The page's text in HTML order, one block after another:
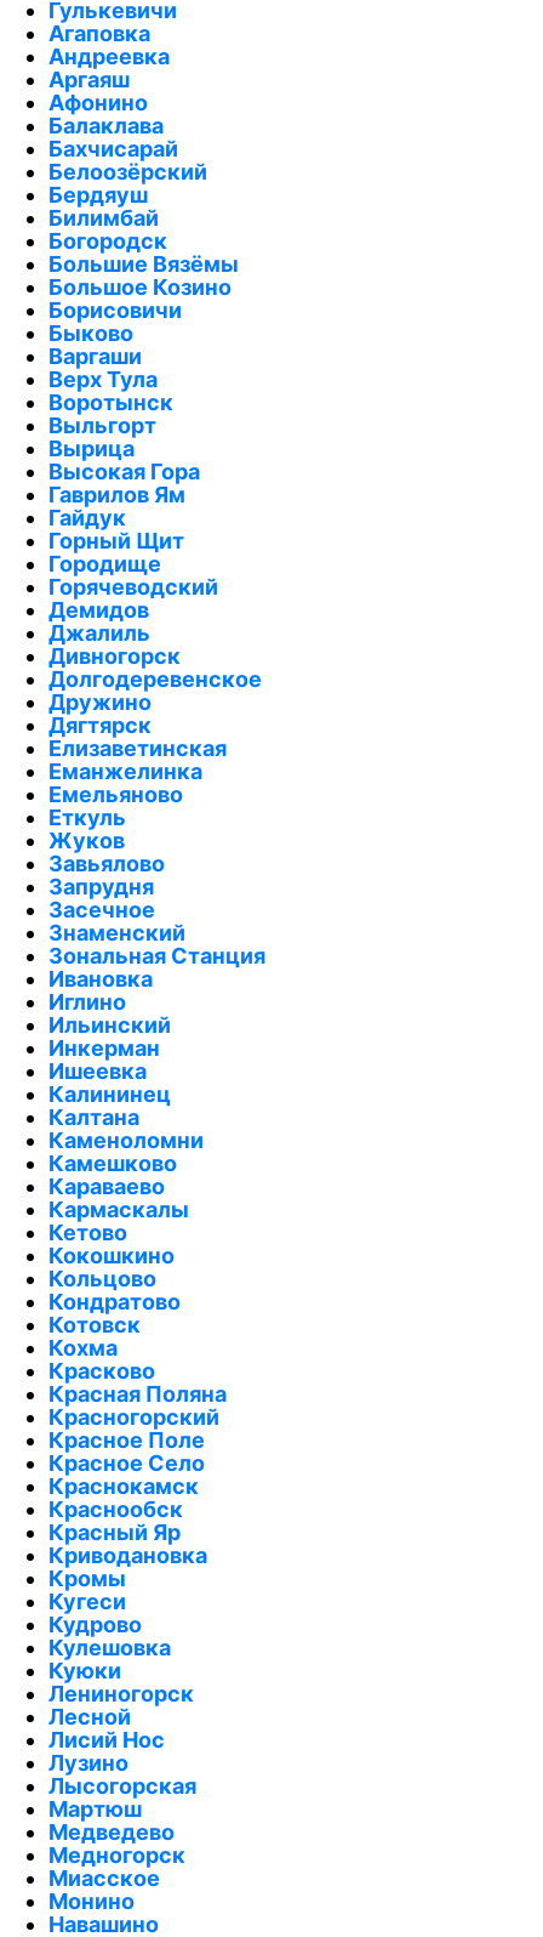
Гулькевичи
Агаповка
Андреевка
Аргаяш
Афонино
Балаклава
Бахчисарай
Белоозёрский
Бердяуш
Билимбай
Богородск
Большие Вязёмы
Большое Козино
Борисовичи
Быково
Варгаши
Верх Тула
Воротынск
Выльгорт
Вырица
Высокая Гора
Гаврилов Ям
Гайдук
Горный Щит
Городище
Горячеводский
Демидов
Джалиль
Дивногорск
Долгодеревенское
Дружино
Дягтярск
Елизаветинская
Еманжелинка
Емельяново
Еткуль
Жуков
Завьялово
Запрудня
Засечное
Знаменский
Зональная Станция
Ивановка
Иглино
Ильинский
Инкерман
Ишеевка
Калининец
Калтана
Каменоломни
Камешково
Караваево
Кармаскалы
Кетово
Кокошкино
Кольцово
Кондратово
Котовск
Кохма
Красково
Красная Поляна
Красногорский
Красное Поле
Красное Село
Краснокамск
Краснообск
Красный Яр
Криводановка
Кромы
Кугеси
Кудрово
Кулешовка
Куюки
Лениногорск
Лесной
Лисий Нос
Лузино
Лысогорская
Мартюш
Медведево
Медногорск
Миасское
Монино
Навашино